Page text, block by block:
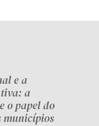
8666
e a
a
o papel do
municípios